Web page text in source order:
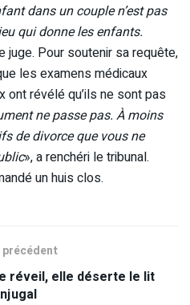
dans un couple n’est pas
qui donne les enfants.
juge. Pour soutenir sa requête,
les examens médicaux
ont révélé qu’ils ne sont pas
ne passe pas. À moins
de divorce que vous ne
», a renchéri le tribunal.
un huis clos.
réveil, elle déserte le lit